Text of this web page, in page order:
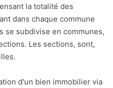
la totalité des
dans chaque commune
se subdivise en communes,
Les sections, sont,
d'un bien immobilier via